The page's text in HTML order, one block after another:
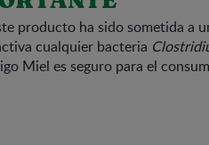
producto ha sido sometida a
cualquier bacteria
Miel es seguro para el